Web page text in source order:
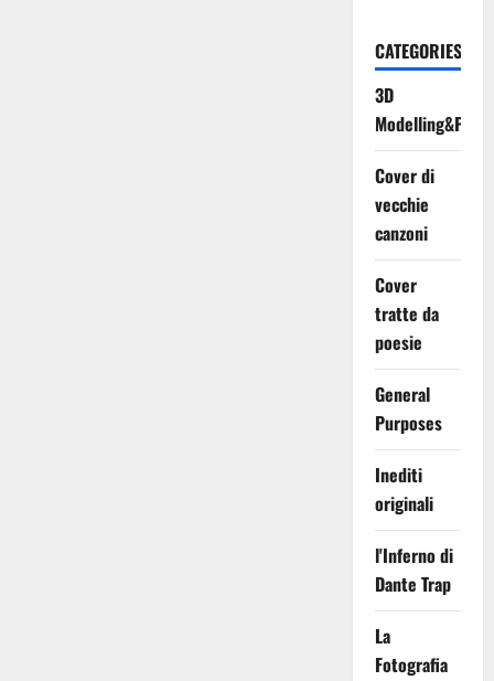
CATEGORIES
3D
Cover di
vecchie
canzoni
Cover
tratte da
poesie
General
Purposes
Inediti
originali
l'Inferno di
Dante Trap
La
Fotografia